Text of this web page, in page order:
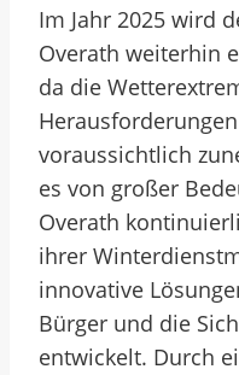
Im Jahr 2025 wird
Overath weiterhin
da die
voraussichtlich
es von großer
Overath
ihrer
innovative
Bürger und die
entwickelt. Durch